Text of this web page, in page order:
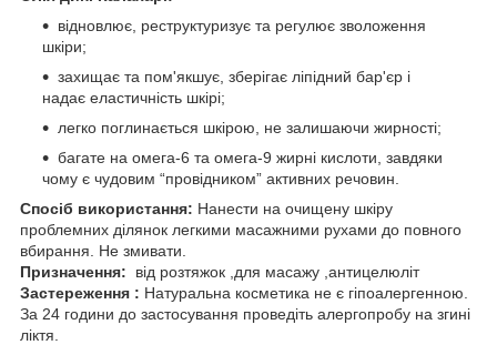
відновлює, реструктуризує та регулює зволоження
шкіри;
захищає та пом'якшує, зберігає ліпідний бар'єр і
надає еластичність шкірі;
легко поглинається шкірою, не залишаючи жирності;
багате на омега-6 та омега-9 жирні кислоти, завдяки
чому є чудовим “провідником” активних речовин.
Спосіб використання: Нанести на очищену шкіру
проблемних ділянок легкими масажними рухами до повного
вбирання. Не змивати.
Призначення: від розтяжок ,для масажу ,антицелюліт
Застереження : Натуральна косметика не є гіпоалергенною.
За 24 години до застосування проведіть алергопробу на згині
ліктя.